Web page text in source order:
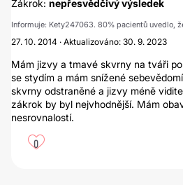
Zákrok: nepřesvědčivý výsledek
Informuje: Kety247063. 80% pacientů uvedlo,
27. 10. 2014 · Aktualizováno: 30. 9. 2023
Mám jizvy a tmavé skvrny na tváři
se stydím a mám snížené
skvrny odstraněné a jizvy méně
zákrok by byl nejvhodnější. Mám
nesrovnalostí.
0